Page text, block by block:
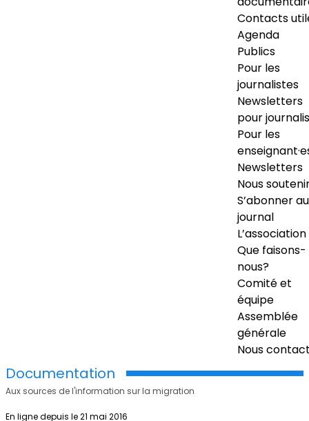
Contacts
Agenda
Publics
Pour les
journalistes
Newsletters
pour
Pour les
Newsletters
Nous
S’abonner au
journal
L’association
Que faisons-
nous?
Comité et
équipe
Assemblée
générale
Nous
Documentation
Aux sources de l'information sur la migration
En ligne depuis le 21 mai 2016